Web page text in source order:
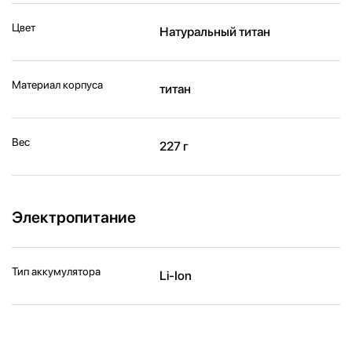
Цвет Натуральный титан
Материал корпуса титан
Вес 227 г
Электропитание
Тип аккумулятора Li-Ion